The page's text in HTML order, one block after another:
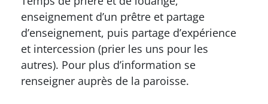
enseignement d’un prêtre et partage
d’enseignement, puis partage d’expérience
et intercession (prier les uns pour les
autres). Pour plus d’information se
renseigner auprès de la paroisse.